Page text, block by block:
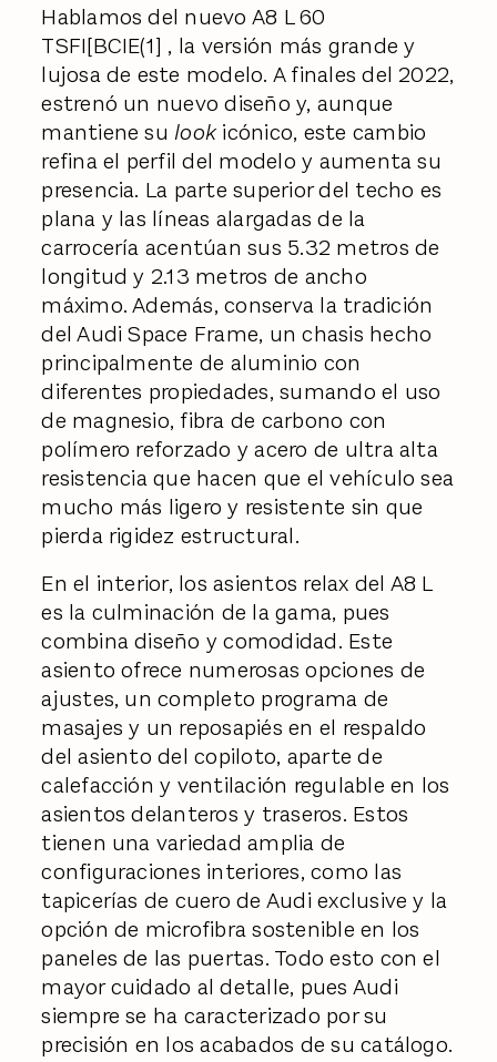
Hablamos del nuevo A8 L 60
TSFI[BCIE(1] , la versión más grande y
lujosa de este modelo. A finales del 2022,
estrenó un nuevo diseño y, aunque
mantiene su lookicónico, este cambio
refina el perfil del modelo y aumenta su
presencia. La parte superior del techo es
plana y las líneas alargadas de la
carrocería acentúan sus 5.32 metros de
longitud y 2.13 metros de ancho
máximo. Además, conserva la tradición
del Audi Space Frame, un chasis hecho
principalmente de aluminio con
diferentes propiedades, sumando el uso
de magnesio, fibra de carbono con
polímero reforzado y acero de ultra alta
resistencia que hacen que el vehículo sea
mucho más ligero y resistente sin que
pierda rigidez estructural.
En el interior, los asientos relax del A8 L
es la culminación de la gama, pues
combina diseño y comodidad. Este
asiento ofrece numerosas opciones de
ajustes, un completo programa de
masajes y un reposapiés en el respaldo
del asiento del copiloto, aparte de
calefacción y ventilación regulable en los
asientos delanteros y traseros. Estos
tienen una variedad amplia de
configuraciones interiores, como las
tapicerías de cuero de Audi exclusive y la
opción de microfibra sostenible en los
paneles de las puertas. Todo esto con el
mayor cuidado al detalle, pues Audi
siempre se ha caracterizado por su
precisión en los acabados de su catálogo.